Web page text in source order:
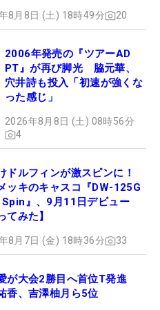
・アップツアーでは同期
加藤麗奈、大久保柚季が
ていて、自分もそうなり
ゃんが勝ったときには
した。97期生はステップ
て、自分も優勝者になり
んなの活躍のおかげで、
」。同期からの刺激を受
ヤーでの優勝をかなえ
回は2日間（36ホール）
う人もいると思います。
4日間大会で2勝目、3勝
8月8日 (土) 18時49分 20
2006年発売の『ツアーAD
PT』が再び脚光 脇元華、
穴井詩も投入「初速が強くな
った感じ」
2026年8月8日 (土) 08時56分
4
ドルフィンが激スピンに！
ッキのキャスコ『DW-125G
』、9月11日デビュー
てみた】
8月7日 (金) 18時36分 33
が大会2勝目へ首位T発進
香、吉澤柚月ら5位